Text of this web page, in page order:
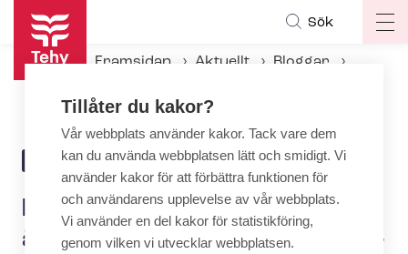
Hoppa
huvudinnehåll
Sök
Framsidan Aktuellt
Bloggar
BLOGG 6.10.2025 | 11:04
Har du flyttat till Finland och
är utbildad för social- och häl­
Tillåter du kakor?
Vår webbplats använder kakor. Tack vare dem
kan du använda webbplatsen lätt och smidigt. Vi
använder kakor för att förbättra funktionen för
och användarens upplevelse av vår webbplats.
Vi använder en del kakor för statistikföring,
genom vilken vi utvecklar webbplatsen.